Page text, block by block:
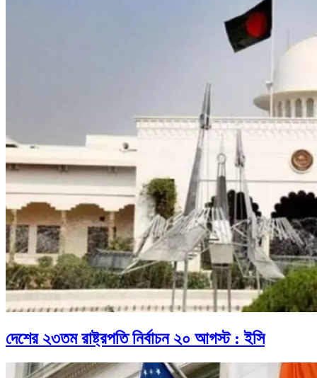
দেশের ২৩তম রাষ্ট্রপতি নির্বাচন ২০ আগস্ট : ইসি